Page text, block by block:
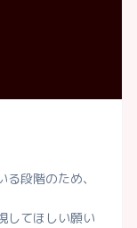
段階のため、
してほしい願い